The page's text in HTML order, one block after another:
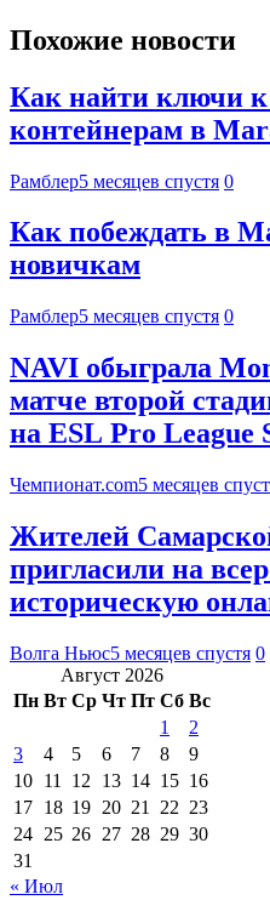
Похожие новости
Как найти ключи
контейнерам в
Рамблер5 месяцев спустя 0
Как побеждать в
новичкам
Рамблер5 месяцев спустя 0
NAVI обыграла
матче второй
на ESL Pro League
Чемпионат.com5 месяцев
Жителей
пригласили на
историческую
Волга Ньюс5 месяцев спустя 0
Август 2026
Пн Вт Ср Чт Пт Сб Вс
1
2
3
4 5 6 7 8
9
10 11 12 13 14 15 16
17 18 19 20 21 22 23
24 25 26 27 28 29 30
31
« Июл